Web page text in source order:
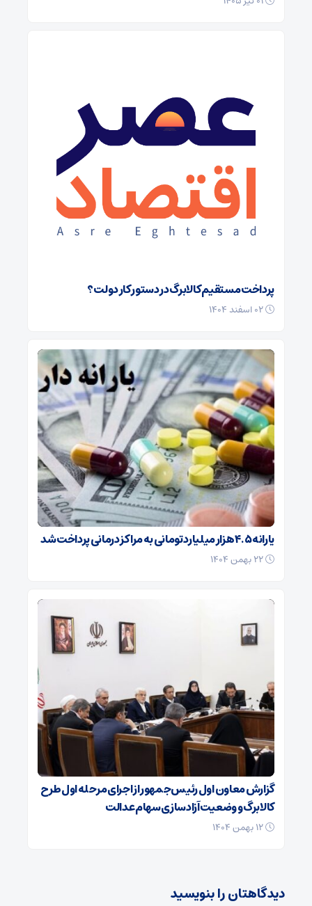
پرداخت مستقیم کالابرگ در دستور کار دولت؟
یارانه ۴.۵ هزار میلیارد تومانی به مراکز درمانی پرداخت شد
گزارش معاون اول رئیس‌جمهور از اجرای مرحله اول طرح
کالابرگ و وضعیت آزادسازی سهام عدالت
دیدگاهتان را بنویسید